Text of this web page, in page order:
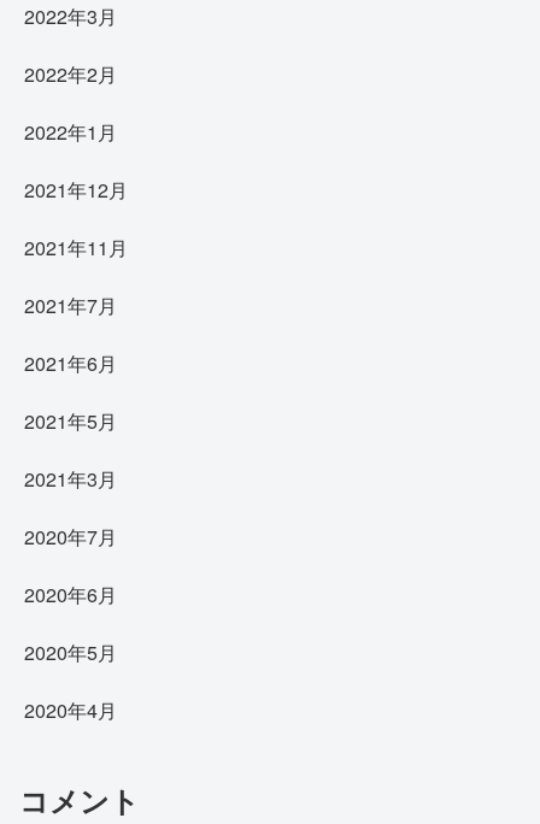
2022年3月
2022年2月
2022年1月
2021年12月
2021年11月
2021年7月
2021年6月
2021年5月
2021年3月
2020年7月
2020年6月
2020年5月
2020年4月
コメント